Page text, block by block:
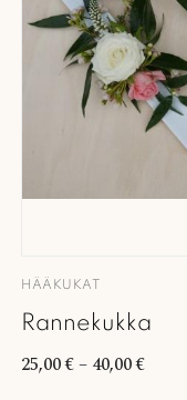
HÄÄKUKAT
Rannekukka
25,00€– 40,00€